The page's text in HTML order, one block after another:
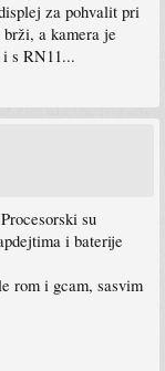
za pohvalit pri
a kamera je
s RN11...
su
i baterije
rom i gcam, sasvim